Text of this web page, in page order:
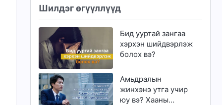
Шилдэг өгүүллүүд
Бид ууртай зангаа
хэрхэн шийдвэрлэж
болох вэ?
Амьдралын
жинхэнэ утга учир
юу вэ? Хааны